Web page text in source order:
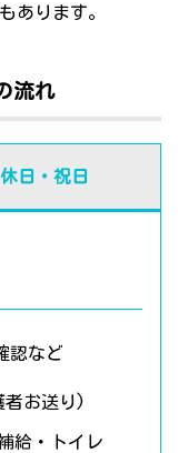
あります。
流れ
休日・祝日
認など
者お送り)
給・トイレ